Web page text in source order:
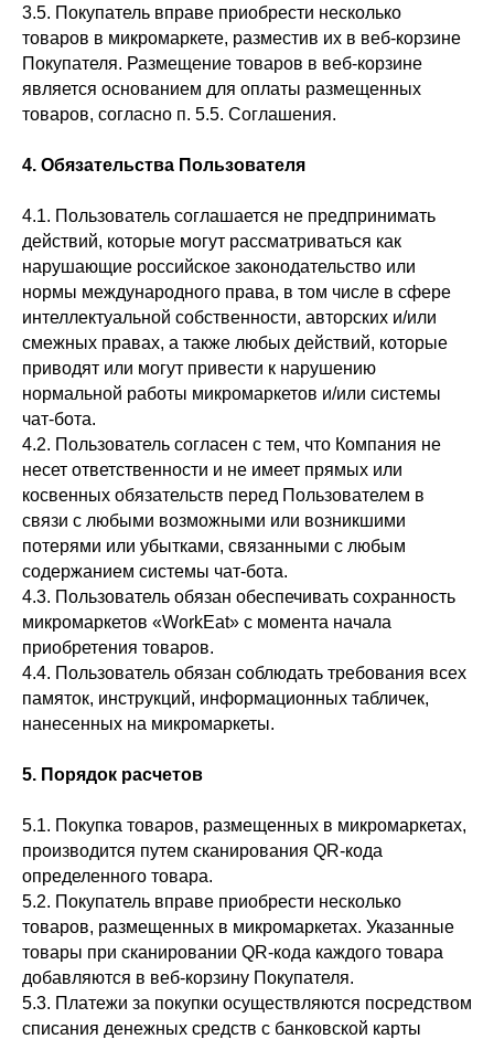
3.5. Покупатель вправе приобрести несколько
товаров в микромаркете, разместив их в веб-корзине
Покупателя. Размещение товаров в веб-корзине
является основанием для оплаты размещенных
товаров, согласно п. 5.5. Соглашения.
4. Обязательства Пользователя
4.1. Пользователь соглашается не предпринимать
действий, которые могут рассматриваться как
нарушающие российское законодательство или
нормы международного права, в том числе в сфере
интеллектуальной собственности, авторских и/или
смежных правах, а также любых действий, которые
приводят или могут привести к нарушению
нормальной работы микромаркетов и/или системы
чат-бота.
4.2. Пользователь согласен с тем, что Компания не
несет ответственности и не имеет прямых или
косвенных обязательств перед Пользователем в
связи с любыми возможными или возникшими
потерями или убытками, связанными с любым
содержанием системы чат-бота.
4.3. Пользователь обязан обеспечивать сохранность
микромаркетов «WorkEat» с момента начала
приобретения товаров.
4.4. Пользователь обязан соблюдать требования всех
памяток, инструкций, информационных табличек,
нанесенных на микромаркеты.
5. Порядок расчетов
5.1. Покупка товаров, размещенных в микромаркетах,
производится путем сканирования QR-кода
определенного товара.
5.2. Покупатель вправе приобрести несколько
товаров, размещенных в микромаркетах. Указанные
товары при сканировании QR-кода каждого товара
добавляются в веб-корзину Покупателя.
5.3. Платежи за покупки осуществляются посредством
списания денежных средств с банковской карты